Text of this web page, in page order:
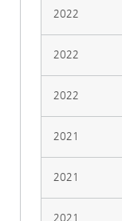
2022
2022
2022
2021
2021
2021